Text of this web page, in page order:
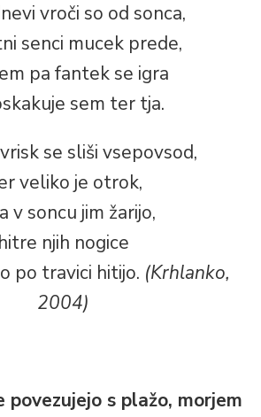
vroči so od sonca,
senci mucek prede,
pa fantek se igra
sem ter tja.
se sliši vsepovsod,
veliko je otrok,
v soncu jim žarijo,
hitre njih nogice
po travici hitijo. (Krhlanko,
2004)
s plažo, morjem